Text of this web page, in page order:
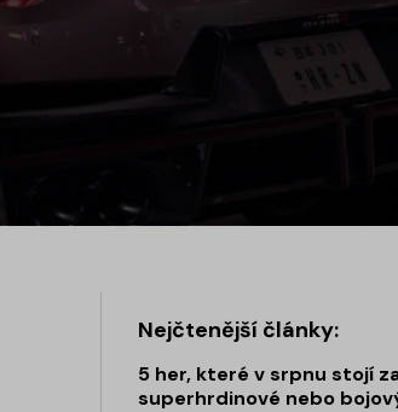
Nejčtenější články:
5 her, které v srpnu stojí
superhrdinové nebo